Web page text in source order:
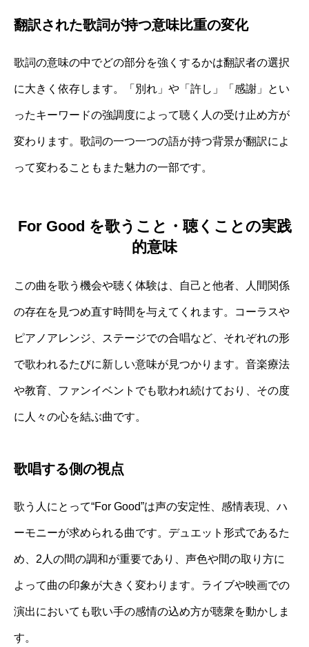
翻訳された歌詞が持つ意味比重の変化
歌詞の意味の中でどの部分を強くするかは翻訳者の選択
に大きく依存します。「別れ」や「許し」「感謝」とい
ったキーワードの強調度によって聴く人の受け止め方が
変わります。歌詞の一つ一つの語が持つ背景が翻訳によ
って変わることもまた魅力の一部です。
For Good を歌うこと・聴くことの実践
的意味
この曲を歌う機会や聴く体験は、自己と他者、人間関係
の存在を見つめ直す時間を与えてくれます。コーラスや
ピアノアレンジ、ステージでの合唱など、それぞれの形
で歌われるたびに新しい意味が見つかります。音楽療法
や教育、ファンイベントでも歌われ続けており、その度
に人々の心を結ぶ曲です。
歌唱する側の視点
歌う人にとって“For Good”は声の安定性、感情表現、ハ
ーモニーが求められる曲です。デュエット形式であるた
め、2人の間の調和が重要であり、声色や間の取り方に
よって曲の印象が大きく変わります。ライブや映画での
演出においても歌い手の感情の込め方が聴衆を動かしま
す。